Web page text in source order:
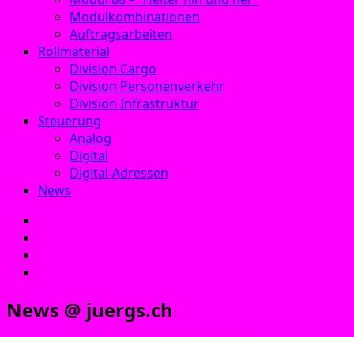
Modulkombinationen
Auftragsarbeiten
Rollmaterial
Division Cargo
Division Personenverkehr
Division Infrastruktur
Steuerung
Analog
Digital
Digital-Adressen
News
News @ juergs.ch